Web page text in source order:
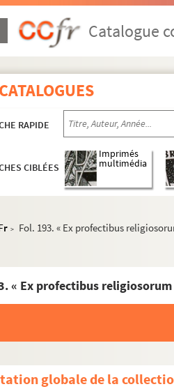
Catalogue
RAPIDE
CIBLÉES
Imprimés
multimédia
> Fol. 193. « Ex profectibus
globale de la